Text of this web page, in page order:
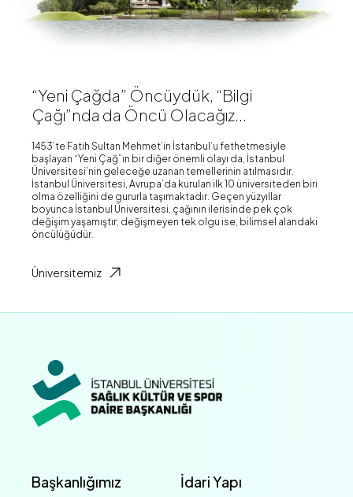
“Yeni Çağda” Öncüydük, “Bilgi
Çağı”nda da Öncü Olacağız...
1453’te Fatih Sultan Mehmet’in İstanbul’u fethetmesiyle
başlayan “Yeni Çağ”ın bir diğer önemli olayı da, İstanbul
Üniversitesi’nin geleceğe uzanan temellerinin atılmasıdır.
İstanbul Üniversitesi, Avrupa’da kurulan ilk 10 üniversiteden biri
olma özelliğini de gururla taşımaktadır. Geçen yüzyıllar
boyunca İstanbul Üniversitesi, çağının ilerisinde pek çok
değişim yaşamıştır; değişmeyen tek olgu ise, bilimsel alandaki
öncülüğüdür.
Üniversitemiz
Başkanlığımız İdari Yapı